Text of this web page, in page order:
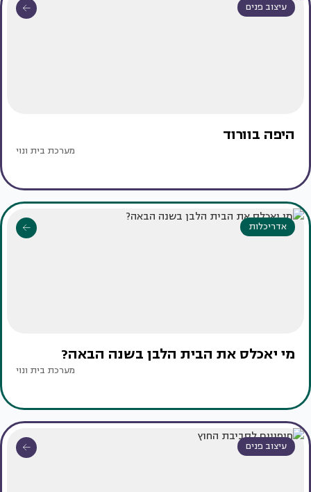
עיצוב פנים
היפה בוורוד
מערכת בית ונוי
אדריכלות
מי יאכלס את הבית הלבן בשנה הבאה?
מערכת בית ונוי
עיצוב פנים